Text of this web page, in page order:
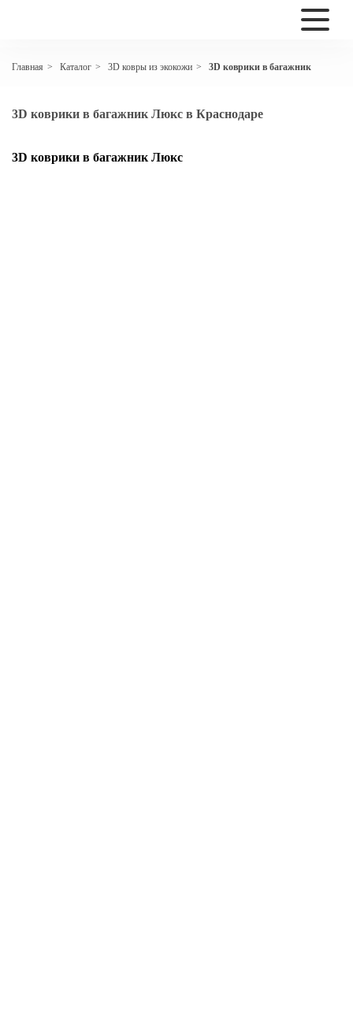
Главная > Каталог > 3D ковры из экокожи > 3D коврики в багажник
3D коврики в багажник Люкс в Краснодаре
3D коврики в багажник Люкс